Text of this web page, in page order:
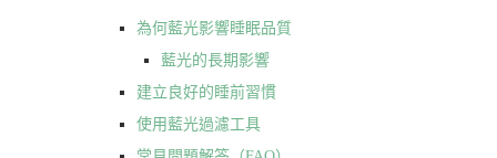
為何藍光影響睡眠品質
藍光的長期影響
建立良好的睡前習慣
使用藍光過濾工具